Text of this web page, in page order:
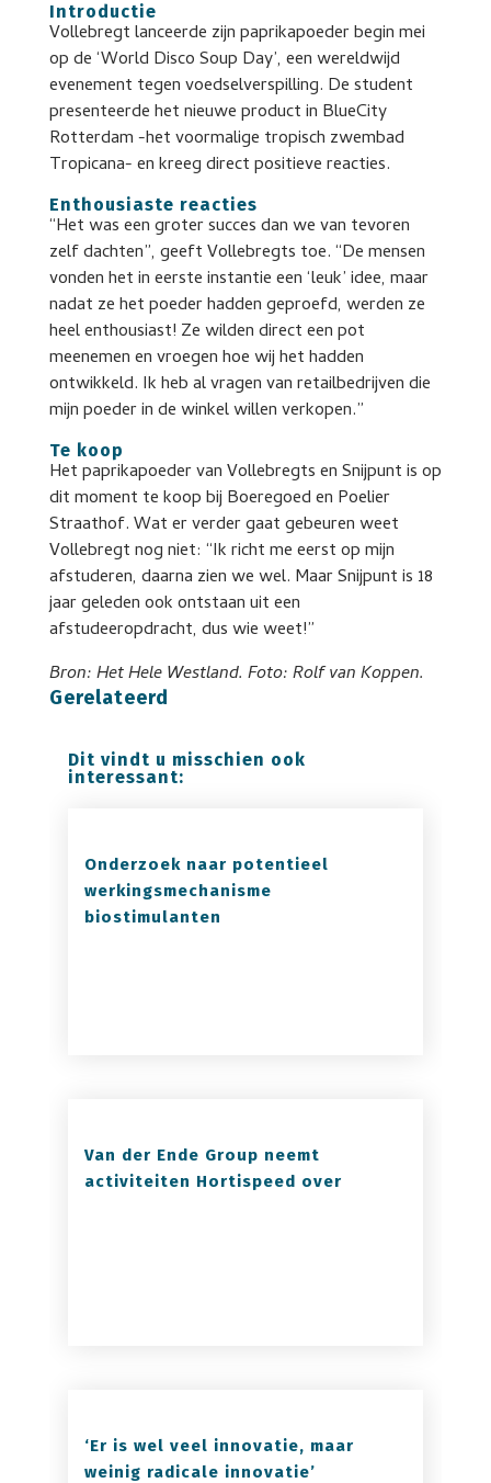
Introductie
Vollebregt lanceerde zijn paprikapoeder begin mei
op de ‘World Disco Soup Day’, een wereldwijd
evenement tegen voedselverspilling. De student
presenteerde het nieuwe product in BlueCity
Rotterdam -het voormalige tropisch zwembad
Tropicana- en kreeg direct positieve reacties.
Enthousiaste reacties
“Het was een groter succes dan we van tevoren
zelf dachten”, geeft Vollebregts toe. “De mensen
vonden het in eerste instantie een ‘leuk’ idee, maar
nadat ze het poeder hadden geproefd, werden ze
heel enthousiast! Ze wilden direct een pot
meenemen en vroegen hoe wij het hadden
ontwikkeld. Ik heb al vragen van retailbedrijven die
mijn poeder in de winkel willen verkopen.”
Te koop
Het paprikapoeder van Vollebregts en Snijpunt is op
dit moment te koop bij Boeregoed en Poelier
Straathof. Wat er verder gaat gebeuren weet
Vollebregt nog niet: “Ik richt me eerst op mijn
afstuderen, daarna zien we wel. Maar Snijpunt is 18
jaar geleden ook ontstaan uit een
afstudeeropdracht, dus wie weet!”
Bron: Het Hele Westland. Foto: Rolf van Koppen.
Gerelateerd
Dit vindt u misschien ook
interessant:
Onderzoek naar potentieel
werkingsmechanisme
biostimulanten
Van der Ende Group neemt
activiteiten Hortispeed over
‘Er is wel veel innovatie, maar
weinig radicale innovatie’